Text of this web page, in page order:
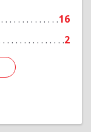
16
2
Подробнее